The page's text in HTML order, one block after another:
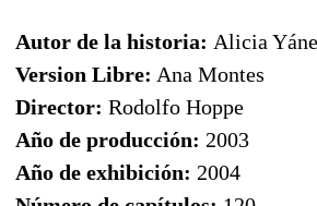
Autor de la historia: Alicia
Version Libre: Ana Montes
Director: Rodolfo Hoppe
Año de producción: 2003
Año de exhibición: 2004